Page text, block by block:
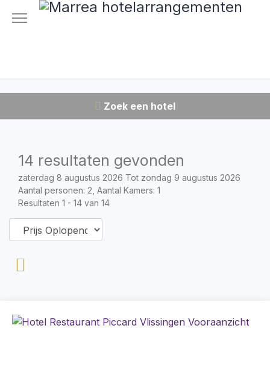
Zoek een hotel
14 resultaten gevonden
zaterdag 8 augustus 2026 Tot zondag 9 augustus 2026
Aantal personen: 2, Aantal Kamers: 1
Resultaten 1 - 14 van 14